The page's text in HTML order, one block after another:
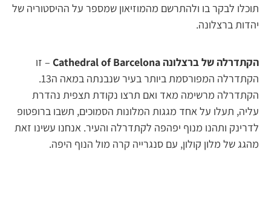
תוכלו לבקר בו ולהתרשם מהמוזיאון שמספר על ההיסטוריה של
יהדות ברצלונה.
הקתדרלה של ברצלונה Cathedral of Barcelona
– זו
הקתדרלה המפורסמת ביותר בעיר שנבנתה במאה ה13.
הקתדרלה מרשימה מאד ואם תרצו נקודת תצפית נהדרת
עליה, תעלו על אחד מגגות המלונות הסמוכים, תשבו ברופטופ
לדרינק ותהנו מנוף יפהפה לקתדרלה והעיר. אנחנו עשינו זאת
מהגג של מלון קולון, עם סנגרייה קרה מול הנוף היפה.